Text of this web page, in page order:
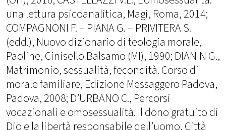
una lettura psicoanalitica, Magi, Roma, 2014;
COMPAGNONI F. – PIANA G. – PRIVITERA S.
(edd.), Nuovo dizionario di teologia morale,
Paoline, Cinisello Balsamo (MI), 1990; DIANIN G.,
Matrimonio, sessualità, fecondità. Corso di
morale familiare, Edizione Messaggero Padova,
Padova, 2008; D’URBANO C., Percorsi
vocazionali e omosessualità. Il dono gratuito di
Dio e la libertà responsabile dell’uomo, Città